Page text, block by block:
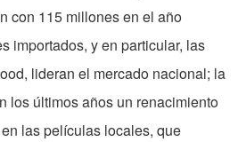
con 115 millones en el año
importados, y en particular, las
lideran el mercado nacional; la
los últimos años un renacimiento
las películas locales, que